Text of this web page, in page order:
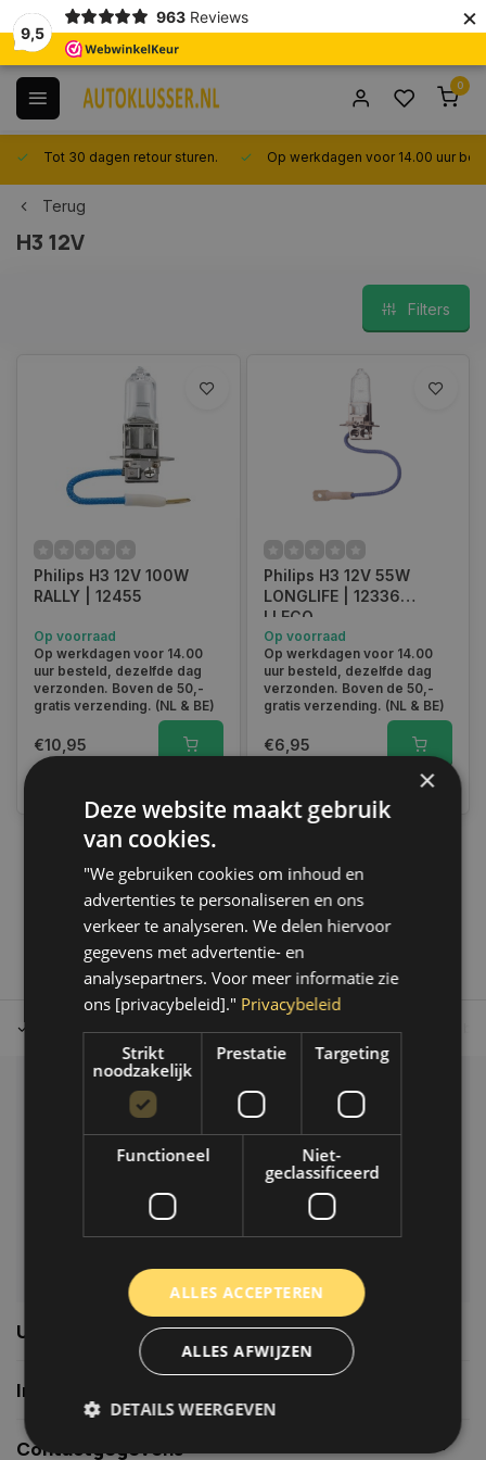
9,5
963 Reviews ×
0
Tot 30 dagen retour sturen. Op werkdagen voor 14.00 uur
Terug
H3 12V
Filters
Philips H3 12V 100W
RALLY | 12455
Op voorraad
Op werkdagen voor 14.00
uur besteld, dezelfde dag
verzonden. Boven de 50,-
gratis verzending. (NL & BE)
€10,95
Philips H3 12V 55W
LONGLIFE | 12336
LLECO
Op voorraad
Op werkdagen voor 14.00
uur besteld, dezelfde dag
verzonden. Boven de 50,-
gratis verzending. (NL & BE)
€6,95
1
Tot 30 dagen retour sturen. Op werkdagen voor 14.00 uur
Klantenservice
Veelgestelde vragen
06-39119169
info@autoklusser.nl
Usefull links
Informatie
Contactgegevens
×
Deze website maakt gebruik
van cookies.
"We gebruiken cookies om inhoud en
advertenties te personaliseren en ons
verkeer te analyseren. We delen hiervoor
gegevens met advertentie- en
analysepartners. Voor meer informatie zie
ons [privacybeleid]." Privacybeleid
Strikt
noodzakelijk
Prestatie Targeting
Functioneel
Niet-
geclassificeerd
ALLES ACCEPTEREN
ALLES AFWIJZEN
DETAILS WEERGEVEN